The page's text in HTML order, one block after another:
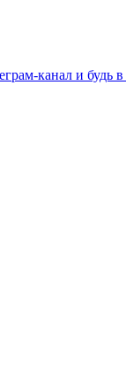
канал и будь